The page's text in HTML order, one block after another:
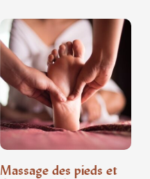
Massage des pieds et